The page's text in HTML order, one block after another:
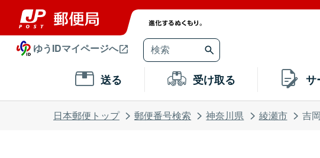
ゆうIDマイページへ
送る 受け取る サ
日本郵便トップ 郵便番号検索 神奈川県 綾瀬市 吉